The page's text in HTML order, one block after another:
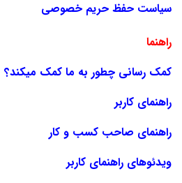
سیاست حفظ حریم خصوصی
راهنما
کمک رسانی چطور به ما کمک میکند؟
راهنمای کاربر
راهنمای صاحب کسب و کار
ویدئوهای راهنمای کاربر